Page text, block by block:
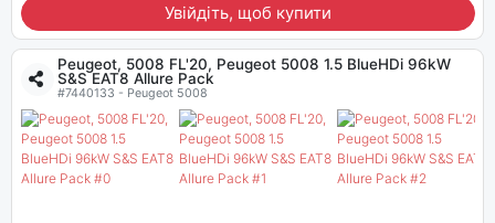
Увійдіть, щоб купити
Peugeot, 5008 FL'20, Peugeot 5008 1.5 BlueHDi 96kW
S&S EAT8 Allure Pack
#7440133 - Peugeot 5008